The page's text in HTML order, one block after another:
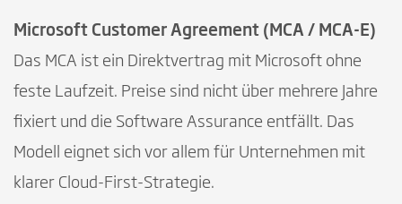
Microsoft Customer Agreement (MCA / MCA-E)
Das MCA ist ein Direktvertrag mit Microsoft ohne
feste Laufzeit. Preise sind nicht über mehrere Jahre
fixiert und die Software Assurance entfällt. Das
Modell eignet sich vor allem für Unternehmen mit
klarer Cloud-First-Strategie.